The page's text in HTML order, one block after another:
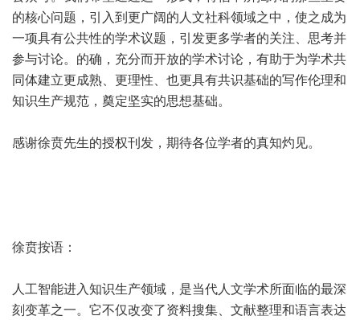
的核心问题，引入到更广阔的人文社科领域之中，使之成为
一项具有公共性的学术议题，引发更多学者的关注、思考并
参与讨论。的确，充分而开放的学术讨论，有助于为学术共
同体建立更成熟、更理性、也更具有共识基础的写作伦理和
知识生产规范，奠定坚实的思想基础。
感谢徐贲先生的授权刊发，期待各位学者的真知灼见。
徐贲按语：
人工智能进入知识生产领域，是当代人文学术所面临的最深
刻变革之一。它不仅改变了资料搜集、文献整理和语言表达